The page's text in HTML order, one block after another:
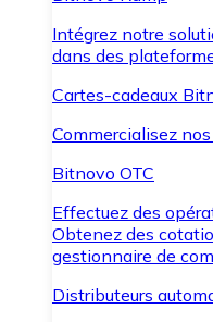
Intégrez notre
dans des
Cartes-cadeaux
Commercialisez
Bitnovo OTC
Effectuez des
Obtenez des
gestionnaire de
Distributeurs